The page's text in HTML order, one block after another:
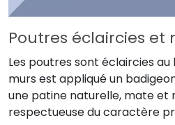
Poutres éclaircies et
Les poutres sont éclaircies
murs est appliqué un
une patine naturelle, mate et
respectueuse du caractère